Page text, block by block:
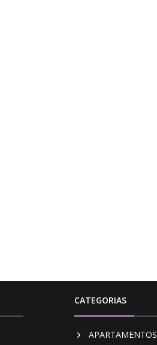
CATEGORIAS
APARTAMENTOS